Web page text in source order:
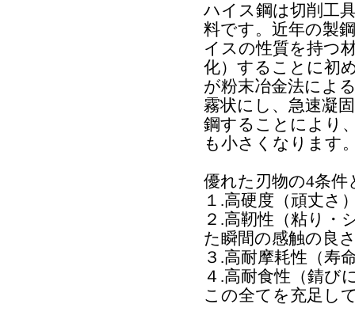
ハイス鋼は切削工
料です。近年の製
イスの性質を持つ
化）することに初
が粉末冶金法によ
霧状にし、急速凝
鋼することにより
も小さくなります
優れた刃物の4条件
１.高硬度（頑丈さ
２.高靭性（粘り・
た瞬間の感触の良
３.高耐摩耗性（寿
４.高耐食性（錆び
この全てを充足し